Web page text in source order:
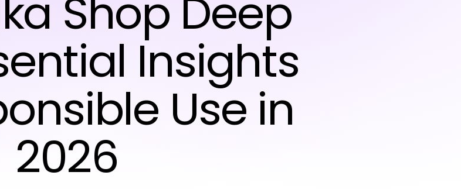
Shop Deep
Insights
Use in
2026